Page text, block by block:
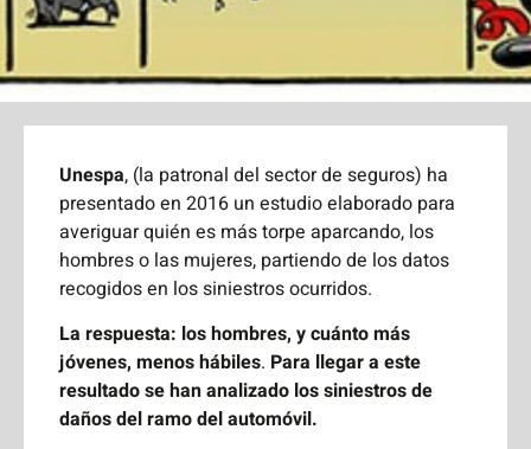
Unespa, (la patronal del sector de seguros) ha
presentado en 2016 un estudio elaborado para
averiguar quién es más torpe aparcando, los
hombres o las mujeres, partiendo de los datos
recogidos en los siniestros ocurridos.
La respuesta: los hombres, y cuánto más
jóvenes, menos hábiles. Para llegar a este
resultado se han analizado los siniestros de
daños del ramo del automóvil.